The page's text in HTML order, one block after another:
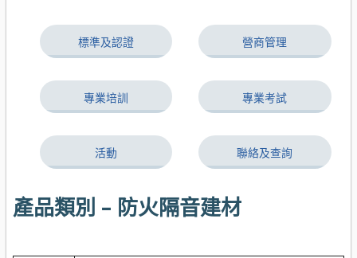
標準及認證 營商管理
專業培訓 專業考試
活動 聯絡及查詢
產品類別 – 防火隔音建材